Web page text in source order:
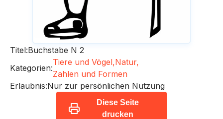
Titel:Buchstabe N 2
Kategorien:
Tiere und Vögel,Natur,
Zahlen und Formen
Erlaubnis:Nur zur persönlichen Nutzung
Diese Seite
drucken